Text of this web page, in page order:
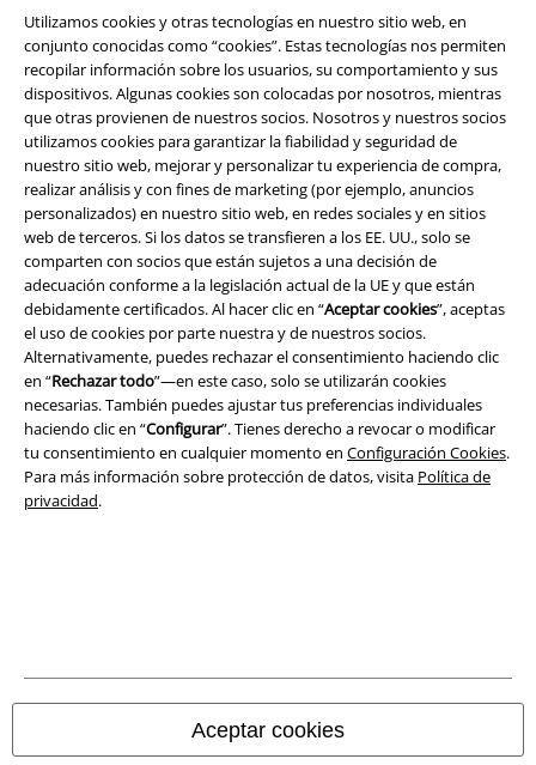
Utilizamos cookies y otras tecnologías en nuestro sitio web, en
conjunto conocidas como “cookies”. Estas tecnologías nos permiten
recopilar información sobre los usuarios, su comportamiento y sus
dispositivos. Algunas cookies son colocadas por nosotros, mientras
que otras provienen de nuestros socios. Nosotros y nuestros socios
utilizamos cookies para garantizar la fiabilidad y seguridad de
nuestro sitio web, mejorar y personalizar tu experiencia de compra,
realizar análisis y con fines de marketing (por ejemplo, anuncios
personalizados) en nuestro sitio web, en redes sociales y en sitios
web de terceros. Si los datos se transfieren a los EE. UU., solo se
comparten con socios que están sujetos a una decisión de
adecuación conforme a la legislación actual de la UE y que están
debidamente certificados. Al hacer clic en “Aceptar cookies”, aceptas
el uso de cookies por parte nuestra y de nuestros socios.
Alternativamente, puedes rechazar el consentimiento haciendo clic
en “Rechazar todo”—en este caso, solo se utilizarán cookies
necesarias. También puedes ajustar tus preferencias individuales
haciendo clic en “Configurar”. Tienes derecho a revocar o modificar
tu consentimiento en cualquier momento en Configuración Cookies.
Para más información sobre protección de datos, visita Política de
privacidad.
Aceptar cookies
Legal
Términos y Condiciones
Aviso Legal
Ley protección de datos
Eliminación de residuos y protección del medioambiente
Declaración de Conformidad
© 1986-2026 E.M.P. Merchandising HGmbH